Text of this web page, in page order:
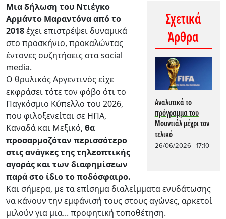
Σχετικά
Άρθρα
Αναλυτικά το
πρόγραμμα του
Μουντιάλ μέχρι τον
τελικό
26/06/2026 - 17:10
Μια δήλωση του Ντιέγκο
Αρμάντο Μαραντόνα από το
2018έχει επιστρέψει δυναμικά
στο προσκήνιο, προκαλώντας
έντονες συζητήσεις στα social
media.
Ο θρυλικός Αργεντινός είχε
εκφράσει τότε τον φόβο ότι το
Παγκόσμιο Κύπελλο του 2026,
που φιλοξενείται σε ΗΠΑ,
Καναδά και Μεξικό, θα
προσαρμοζόταν περισσότερο
στις ανάγκες της τηλεοπτικής
αγοράς και των διαφημίσεων
παρά στο ίδιο το ποδόσφαιρο.
Και σήμερα, με τα επίσημα διαλείμματα ενυδάτωσης
να κάνουν την εμφάνισή τους στους αγώνες, αρκετοί
μιλούν για μια... προφητική τοποθέτηση.